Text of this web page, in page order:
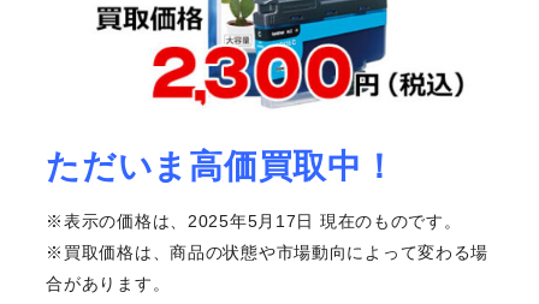
ただいま高価買取中！
※表示の価格は、2025年5月17日 現在のものです。
※買取価格は、商品の状態や市場動向によって変わる場
合があります。